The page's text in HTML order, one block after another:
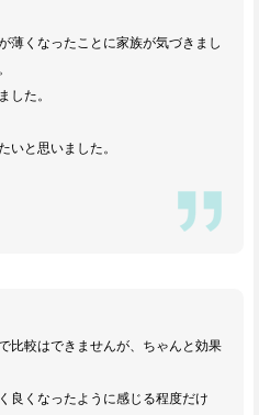
薄くなったことに家族が気づきまし
した。
いと思いました。
比較はできませんが、ちゃんと効果
良くなったように感じる程度だけ